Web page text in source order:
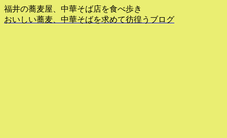
福井の蕎麦屋、中華そば店を食べ歩き
おいしい蕎麦、中華そばを求めて彷徨うブログ